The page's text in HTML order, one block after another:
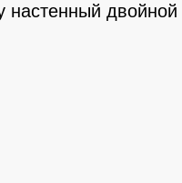
настенный двойной